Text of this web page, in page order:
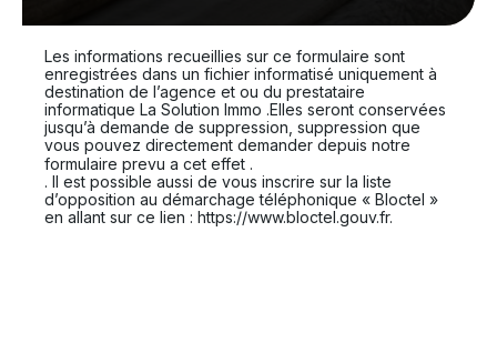
Les informations recueillies sur ce formulaire sont
enregistrées dans un fichier informatisé uniquement à
destination de l’agence et ou du prestataire
informatique La Solution Immo .Elles seront conservées
jusqu’à demande de suppression, suppression que
vous pouvez directement demander depuis notre
formulaire prevu a cet effet .
. Il est possible aussi de vous inscrire sur la liste
d’opposition au démarchage téléphonique « Bloctel »
en allant sur ce lien : https://www.bloctel.gouv.fr.